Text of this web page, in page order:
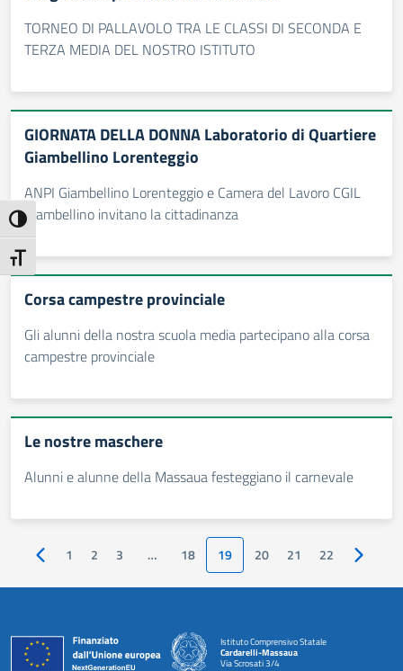
Attiva/disattiva alto contrasto
Attiva/disattiva dimensione testo
TORNEO DI PALLAVOLO TRA LE CLASSI DI SECONDA E
TERZA MEDIA DEL NOSTRO ISTITUTO
GIORNATA DELLA DONNA Laboratorio di Quartiere
Giambellino Lorenteggio
ANPI Giambellino Lorenteggio e Camera del Lavoro CGIL
Giambellino invitano la cittadinanza
Corsa campestre provinciale
Gli alunni della nostra scuola media partecipano alla corsa
campestre provinciale
Le nostre maschere
Alunni e alunne della Massaua festeggiano il carnevale
Pagina precedente
1 2 3 … 18 19 20 21 22 Pagina
Istituto Comprensivo Statale
Cardarelli-Massaua
Via Scrosati 3/4